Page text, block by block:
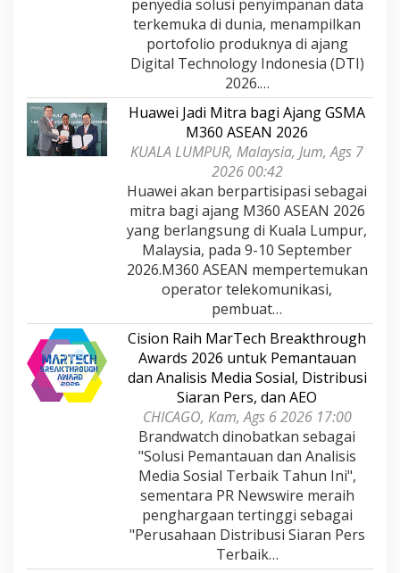
penyedia solusi penyimpanan data
terkemuka di dunia, menampilkan
portofolio produknya di ajang
Digital Technology Indonesia (DTI)
2026.…
Huawei Jadi Mitra bagi Ajang GSMA
M360 ASEAN 2026
KUALA LUMPUR, Malaysia, Jum, Ags 7
2026 00:42
Huawei akan berpartisipasi sebagai
mitra bagi ajang M360 ASEAN 2026
yang berlangsung di Kuala Lumpur,
Malaysia, pada 9-10 September
2026.M360 ASEAN mempertemukan
operator telekomunikasi,
pembuat…
Cision Raih MarTech Breakthrough
Awards 2026 untuk Pemantauan
dan Analisis Media Sosial, Distribusi
Siaran Pers, dan AEO
CHICAGO, Kam, Ags 6 2026 17:00
Brandwatch dinobatkan sebagai
"Solusi Pemantauan dan Analisis
Media Sosial Terbaik Tahun Ini",
sementara PR Newswire meraih
penghargaan tertinggi sebagai
"Perusahaan Distribusi Siaran Pers
Terbaik…